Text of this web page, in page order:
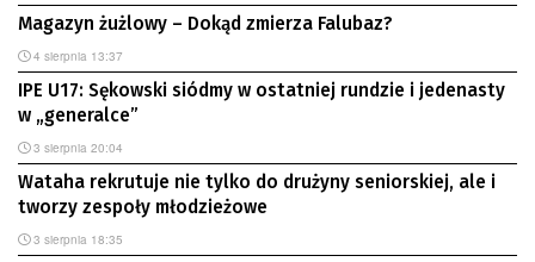
Magazyn żużlowy – Dokąd zmierza Falubaz?
4 sierpnia 13:37
IPE U17: Sękowski siódmy w ostatniej rundzie i jedenasty
w „generalce”
3 sierpnia 20:04
Wataha rekrutuje nie tylko do drużyny seniorskiej, ale i
tworzy zespoły młodzieżowe
3 sierpnia 18:35